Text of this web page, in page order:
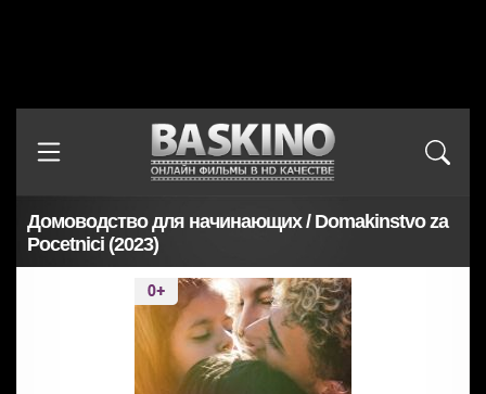
Домоводство для начинающих / Domakinstvo za
Pocetnici (2023)